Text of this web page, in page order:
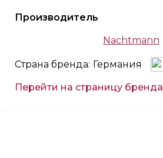
Производитель
Nachtmann
Страна бренда: Германия
Перейти на страницу бренда